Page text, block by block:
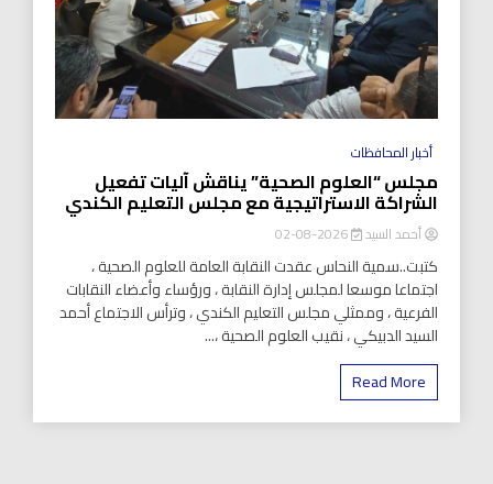
أخبار المحافظات
مجلس “العلوم الصحية” يناقش آليات تفعيل
الشراكة الاستراتيجية مع مجلس التعليم الكندي
أحمد السيد 2026-08-02
كتبت..سمية النحاس عقدت النقابة العامة للعلوم الصحية ،
اجتماعا موسعا لمجلس إدارة النقابة ، ورؤساء وأعضاء النقابات
الفرعية ، وممثلي مجلس التعليم الكندي ، وترأس الاجتماع أحمد
السيد الدبيكي ، نقيب العلوم الصحية ،...
Read More